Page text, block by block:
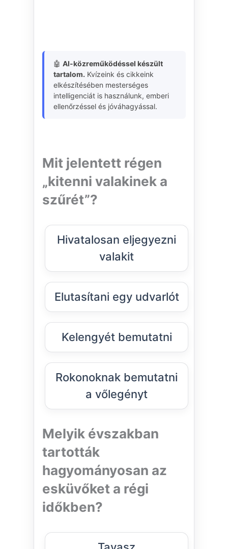
🤖 AI-közreműködéssel készült
tartalom. Kvízeink és cikkeink
elkészítésében mesterséges
intelligenciát is használunk, emberi
ellenőrzéssel és jóváhagyással.
Mit jelentett régen
„kitenni valakinek a
szűrét”?
Hivatalosan eljegyezni
valakit
Elutasítani egy udvarlót
Kelengyét bemutatni
Rokonoknak bemutatni
a vőlegényt
Melyik évszakban
tartották
hagyományosan az
esküvőket a régi
időkben?